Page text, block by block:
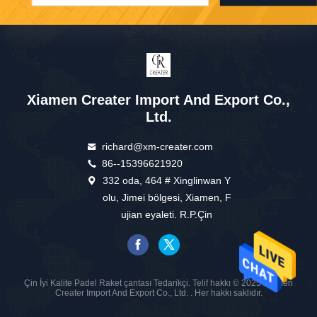
Xiamen Creater Import And Export Co.,
Ltd.
richard@xm-creater.com
86--15396621920
332 oda, 464 # Xinglinwan Y
olu, Jimei bölgesi, Xiamen, F
ujian eyaleti. R.P.Çin
Çin İyi Kalite Padel Raket çantası Tedarikçi. Telif hakkı © 2025 Xiamen
Creater Import And Export Co., Ltd. . Her hakkı saklıdır.